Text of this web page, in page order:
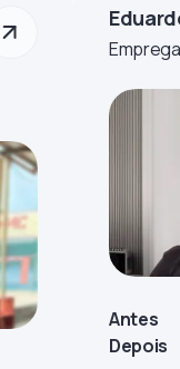
Antes
Depois